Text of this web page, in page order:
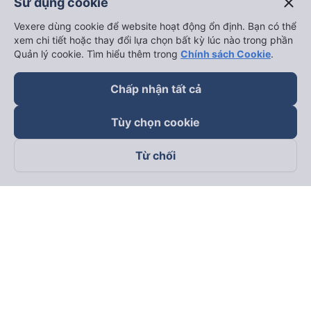
Theo dõi chúng tôi trên
Vexere dùng cookie để website hoạt động ổn định. Bạn có thể
xem chi tiết hoặc thay đổi lựa chọn bất kỳ lúc nào trong phần
Quản lý cookie. Tìm hiểu thêm trong Chính sách Cookie.
Chấp nhận tất cả
Tùy chọn cookie
Từ chối